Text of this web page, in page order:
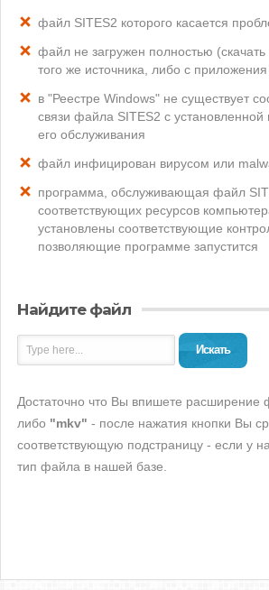
файл SITES2 которого касается
файл не загружен полностью
того же источника, либо с
в "Реестре Windows" не существует
связи файла SITES2 с
его обслуживания
файл инфицирован вирусом или
программа, обслуживающая файл
соответствующих ресурсов
установлены соответствующие
позволяющие программе запустится
Найдите файл
Искать
Достаточно что Вы впишете расширение
либо "mkv" - после нажатия кнопки Вы
соответствующую подстраницу - если у
тип файла в нашей базе.